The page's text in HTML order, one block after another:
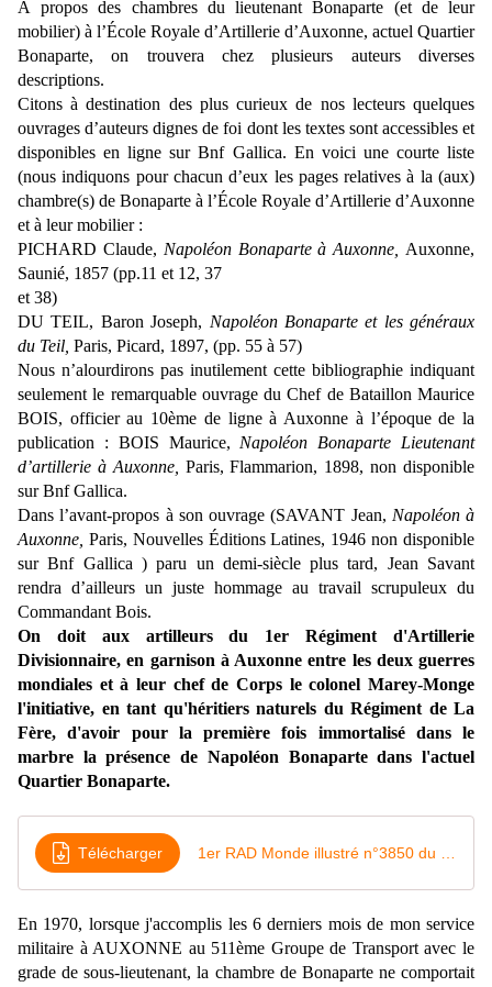
À
propos des chambres du lieutenant Bonaparte (et de leur
mobilier) à l’École Royale d’Artillerie d’Auxonne, actuel Quartier
Bonaparte, on trouvera chez plusieurs auteurs diverses
descriptions.
Citons à destination des plus curieux de nos lecteurs quelques
ouvrages d’auteurs dignes de foi dont les textes sont accessibles et
disponibles en ligne sur Bnf Gallica. En voici une courte liste
(nous indiquons pour chacun d’eux les pages relatives à la (aux)
chambre(s) de Bonaparte à l’École Royale d’Artillerie d’Auxonne
et à leur mobilier :
PICHARD Claude, Napoléon Bonaparte à Auxonne, Auxonne,
Saunié, 1857 (pp.11 et 12, 37
et 38)
DU TEIL, Baron Joseph, Napoléon Bonaparte et les généraux
du Teil, Paris, Picard, 1897, (pp. 55 à 57)
Nous n’alourdirons pas inutilement cette bibliographie indiquant
seulement le remarquable ouvrage du Chef de Bataillon Maurice
BOIS, officier au 10ème de ligne à Auxonne à l’époque de la
publication : BOIS Maurice, Napoléon Bonaparte Lieutenant
d’artillerie à Auxonne, Paris, Flammarion, 1898, non disponible
sur Bnf Gallica.
Dans l’avant-propos à son ouvrage (SAVANT Jean, Napoléon à
Auxonne, Paris, Nouvelles Éditions Latines, 1946non disponible
sur Bnf Gallica )paru un demi-siècle plus tard, Jean Savant
rendra d’ailleurs un juste hommage au travail scrupuleux du
Commandant Bois.
On doit aux artilleurs du 1er Régiment d'Artillerie
Divisionnaire, en garnison à Auxonne entre les deux guerres
mondiales et à leur chef de Corps le colonel Marey-Monge
l'initiative, en tant qu'héritiers naturels du Régiment de La
Fère, d'avoir pour la première fois immortalisé dans le
marbre la présence de Napoléon Bonaparte dans l'actuel
Quartier Bonaparte.
Télécharger
En 1970, lorsque j'accomplis les 6 derniers mois de mon service
militaire à AUXONNE au 511ème Groupe de Transport avec le
grade de sous-lieutenant, la chambre de Bonaparte ne comportait